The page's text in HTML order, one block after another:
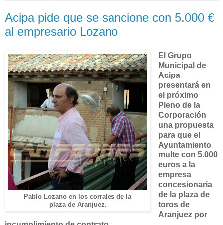
Acipa pide que se sancione con 5.000 €
al empresario Lozano
Pablo Lozano en los corrales de la
plaza de Aranjuez.
El Grupo
Municipal de
Acipa
presentará en
el próximo
Pleno de la
Corporación
una propuesta
para que el
Ayuntamiento
multe con 5.000
euros a la
empresa
concesionaria
de la plaza de
toros de
Aranjuez por